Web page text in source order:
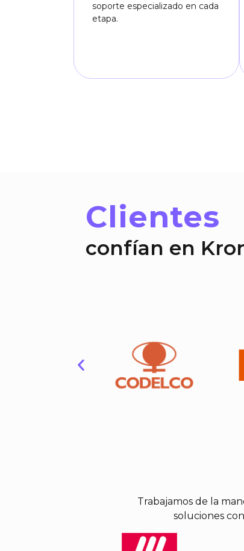
soporte especializado en cada
etapa.
Clientes
confían en
Trabajamos de la
soluciones